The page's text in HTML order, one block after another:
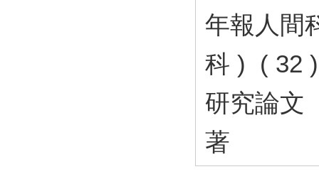
年報人間
科 ) ( 32
研究論文
著